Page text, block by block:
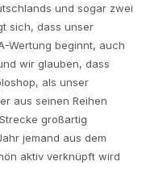
und sogar zwei
sich, dass unser
Wertung beginnt, auch
wir glauben, dass
als unser
aus seinen Reihen
großartig
jemand aus dem
aktiv verknüpft wird